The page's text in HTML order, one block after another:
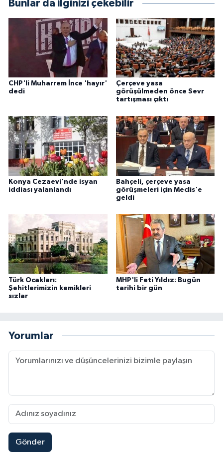
Bunlar da ilginizi çekebilir
CHP'li Muharrem İnce 'hayır'
dedi
Çerçeve yasa
görüşülmeden önce Sevr
tartışması çıktı
Konya Cezaevi'nde isyan
iddiası yalanlandı
Bahçeli, çerçeve yasa
görüşmeleri için Meclis'e
geldi
Türk Ocakları:
Şehitlerimizin kemikleri
sızlar
MHP'li Feti Yıldız: Bugün
tarihi bir gün
Yorumlar
Gönder